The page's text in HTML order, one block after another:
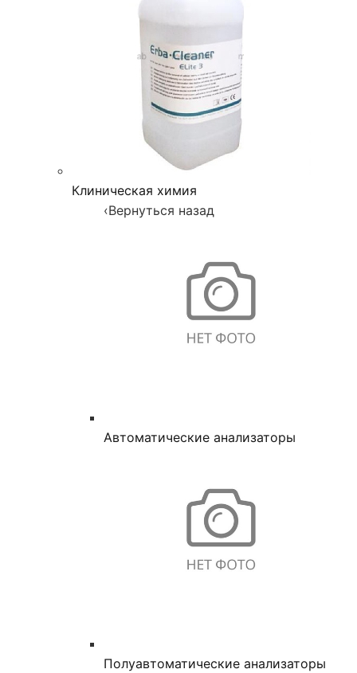
Клиническая химия
‹Вернуться назад
Автоматические анализаторы
Полуавтоматические анализаторы